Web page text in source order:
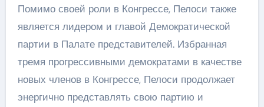
Помимо своей роли в Конгрессе, Пелоси также
является лидером и главой Демократической
партии в Палате представителей. Избранная
тремя прогрессивными демократами в качестве
новых членов в Конгрессе, Пелоси продолжает
энергично представлять свою партию и